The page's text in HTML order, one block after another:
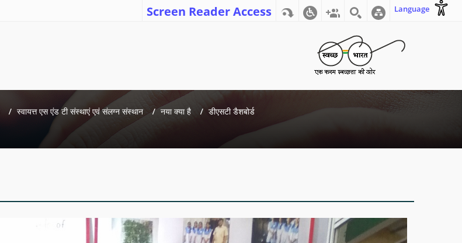
Screen Reader Access Language
स्वायत्त एस एंड टी संस्थाएं एवं संलग्न संस्थान नया क्या है डीएसटी डैशबोर्ड